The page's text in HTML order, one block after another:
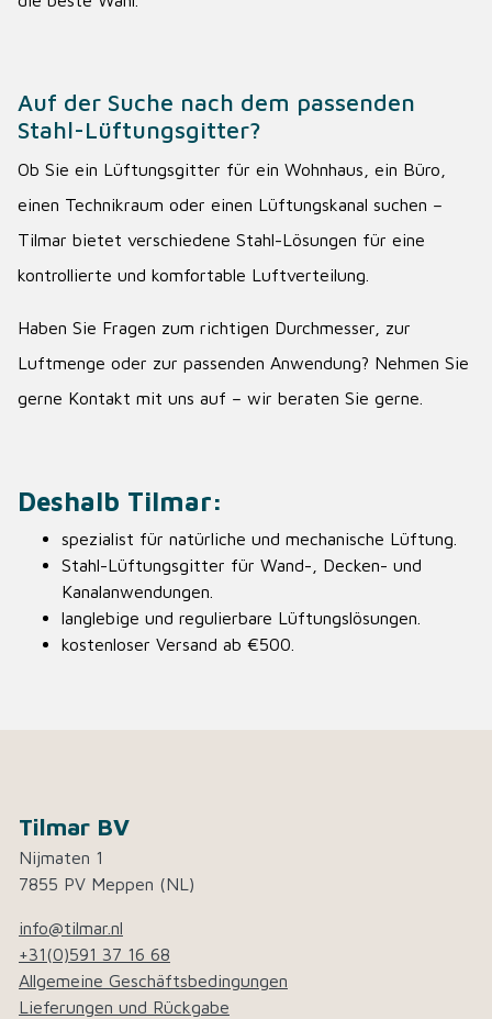
Auf der Suche nach dem passenden
Stahl-Lüftungsgitter?
Ob Sie ein Lüftungsgitter für ein Wohnhaus, ein Büro,
einen Technikraum oder einen Lüftungskanal suchen –
Tilmar bietet verschiedene Stahl-Lösungen für eine
kontrollierte und komfortable Luftverteilung.
Haben Sie Fragen zum richtigen Durchmesser, zur
Luftmenge oder zur passenden Anwendung? Nehmen Sie
gerne Kontakt mit uns auf – wir beraten Sie gerne.
Deshalb Tilmar:
spezialist für natürliche und mechanische Lüftung.
Stahl-Lüftungsgitter für Wand-, Decken- und
Kanalanwendungen.
langlebige und regulierbare Lüftungslösungen.
kostenloser Versand ab €500.
Tilmar BV
Nijmaten 1
7855 PV Meppen (NL)
info@tilmar.nl
+31(0)591 37 16 68
Allgemeine Geschäftsbedingungen
Lieferungen und Rückgabe